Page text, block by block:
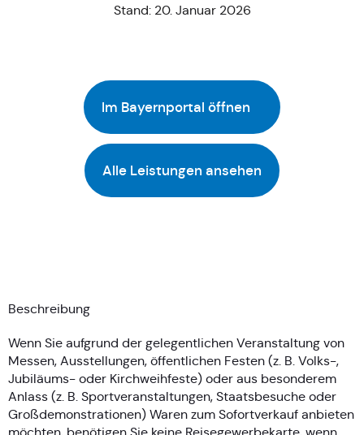
Stand: 20. Januar 2026
Im Bayernportal öffnen
Alle Leistungen ansehen
Beschreibung
Wenn Sie aufgrund der gelegentlichen Veranstaltung von
Messen, Ausstellungen, öffentlichen Festen (z. B. Volks-,
Jubiläums- oder Kirchweihfeste) oder aus besonderem
Anlass (z. B. Sportveranstaltungen, Staatsbesuche oder
Großdemonstrationen) Waren zum Sofortverkauf anbieten
möchten, benötigen Sie keine Reisegewerbekarte, wenn